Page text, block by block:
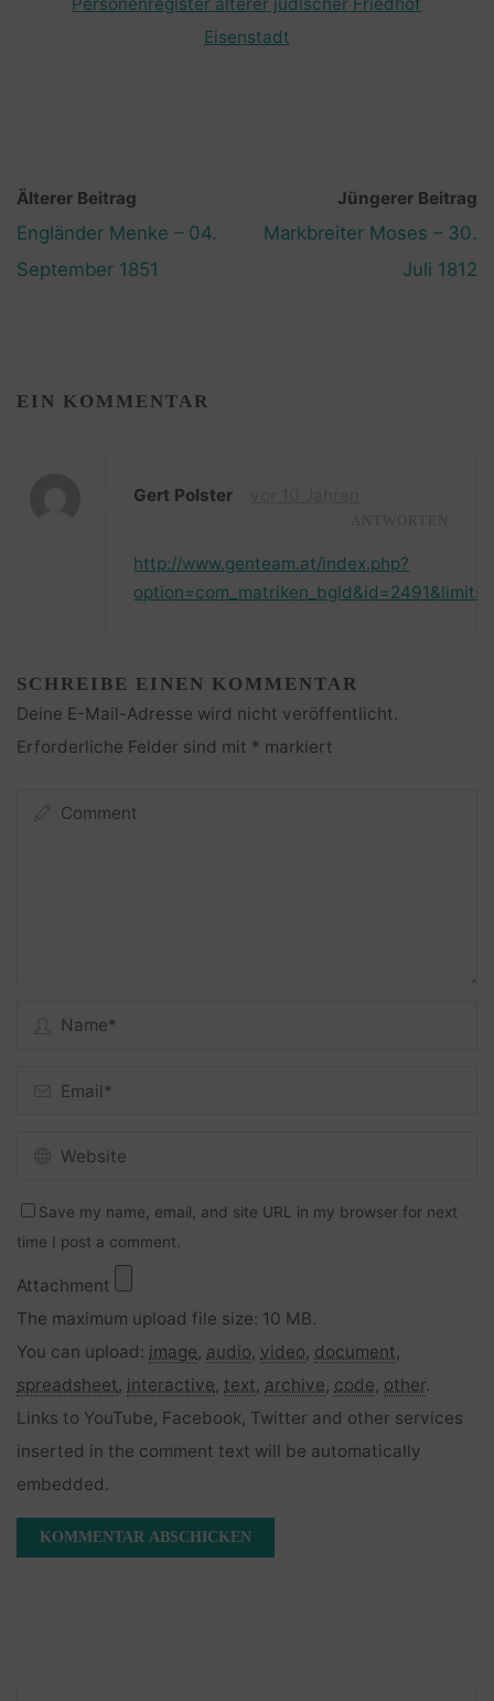
Personenregister älterer jüdischer Friedhof
Eisenstadt
Älterer Beitrag
Engländer Menke – 04.
September 1851
Jüngerer Beitrag
Markbreiter Moses – 30.
Juli 1812
EIN KOMMENTAR
Gert Polster
http://www.genteam.at/index.php?
SCHREIBE EINEN KOMMENTAR
Deine E-Mail-Adresse wird nicht veröffentlicht.
Erforderliche Felder sind mit * markiert
Save my name, email, and site URL in my browser for next
time I post a comment.
Attachment
The maximum upload file size: 10 MB.
You can upload: image, audio, video, document,
spreadsheet, interactive, text, archive, code, other.
Links to YouTube, Facebook, Twitter and other services
inserted in the comment text will be automatically
embedded.